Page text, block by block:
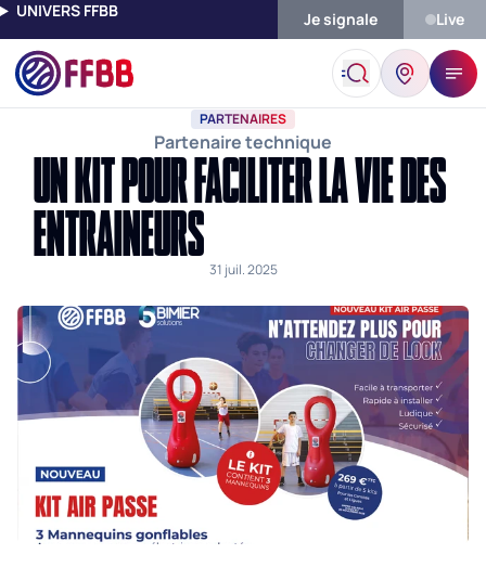
UNIVERS FFBB Je signale Live
Accueil Actualités Un Kit Pour Faciliter La Vie Des Entraineurs
PARTENAIRES
Partenaire technique
UN KIT POUR FACILITER LA VIE DES
ENTRAINEURS
31 juil. 2025